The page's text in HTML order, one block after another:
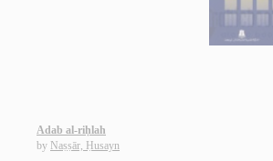
Adab al-riḥlah
by Naṣṣār, Ḥusayn